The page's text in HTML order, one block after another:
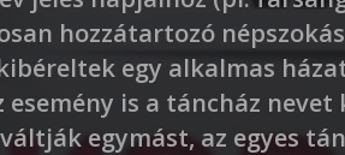
hozzátartozó
egy alkalmas
is a táncház nevet
egymást, az egyes